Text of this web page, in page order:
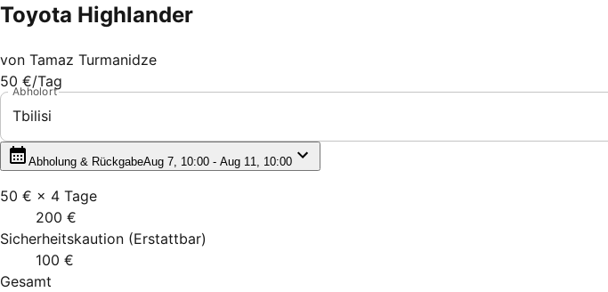
Toyota Highlander
von Tamaz Turmanidze
50 €/Tag
Abholort
Tbilisi
Abholung & RückgabeAug 7, 10:00 - Aug 11, 10:00
50 € × 4 Tage
200 €
Sicherheitskaution (Erstattbar)
100 €
Gesamt